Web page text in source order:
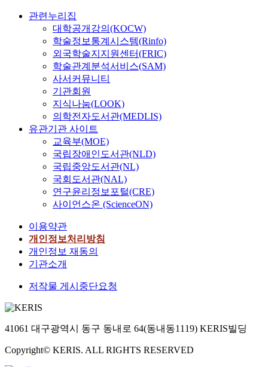
관련누리집
대학공개강의(KOCW)
학술정보통계시스템(Rinfo)
외국학술지지원센터(FRIC)
학술관계분석서비스(SAM)
사서커뮤니티
기관회원
지식나눔(LOOK)
의학전자도서관(MEDLIS)
유관기관 사이트
교육부(MOE)
국립장애인도서관(NLD)
국립중앙도서관(NL)
국회도서관(NAL)
연구윤리정보포털(CRE)
사이언스온 (ScienceON)
이용약관
개인정보처리방침
개인정보 재동의
기관소개
저작물 게시중단요청
41061 대구광역시 동구 동내로 64(동내동1119) KERIS빌딩
Copyright© KERIS. ALL RIGHTS RESERVED